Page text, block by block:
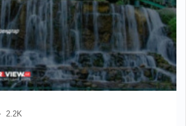
2.2K